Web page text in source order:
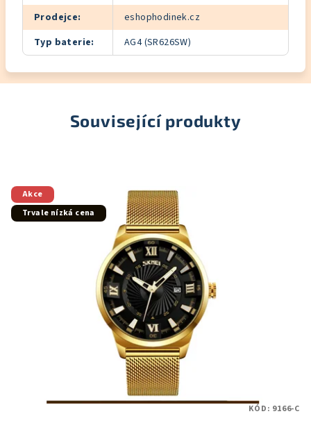
Prodejce:
eshophodinek.cz
Typ baterie: AG4 (SR626SW)
Související produkty
Akce
Trvale nízká cena
KÓD: 9166-C